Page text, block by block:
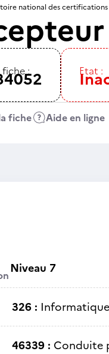
national des
: Etat :
fiche Aide en ligne
Niveau 7
326 :
46339 : Conduite